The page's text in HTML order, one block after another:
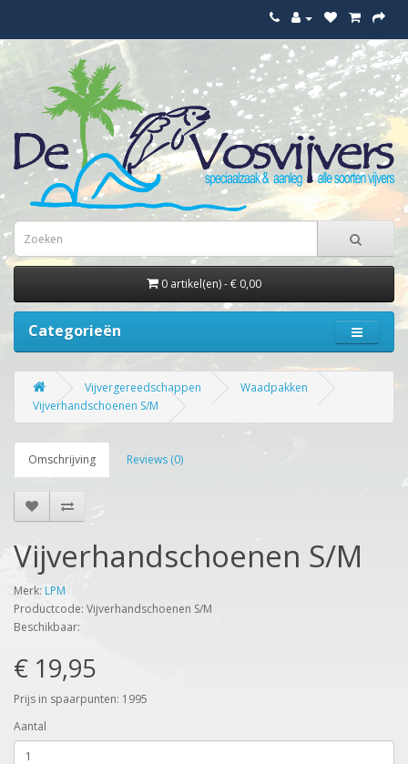
0 artikel(en) - € 0,00
Categorieën
Vijvergereedschappen
Waadpakken
Vijverhandschoenen S/M
Omschrijving Reviews (0)
Vijverhandschoenen S/M
Merk: LPM
Productcode: Vijverhandschoenen S/M
Beschikbaar:
€ 19,95
Prijs in spaarpunten: 1995
Aantal